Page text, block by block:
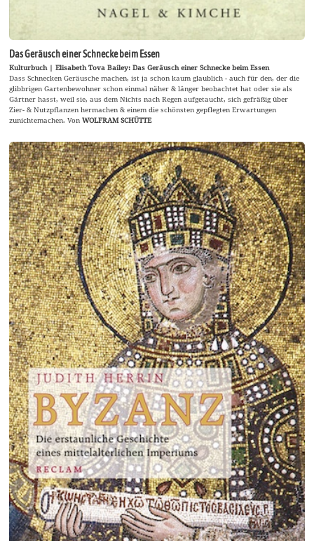
Das Geräusch einer Schnecke beim Essen
Kulturbuch | Elisabeth Tova Bailey: Das Geräusch einer Schnecke beim Essen
Dass Schnecken Geräusche machen, ist ja schon kaum glaublich - auch für den, der die
glibbrigen Gartenbewohner schon einmal näher & länger beobachtet hat oder sie als
Gärtner hasst, weil sie, aus dem Nichts nach Regen aufgetaucht, sich gefräßig über
Zier- & Nutzpflanzen hermachen & einem die schönsten gepflegten Erwartungen
zunichtemachen. VonWOLFRAM SCHÜTTE